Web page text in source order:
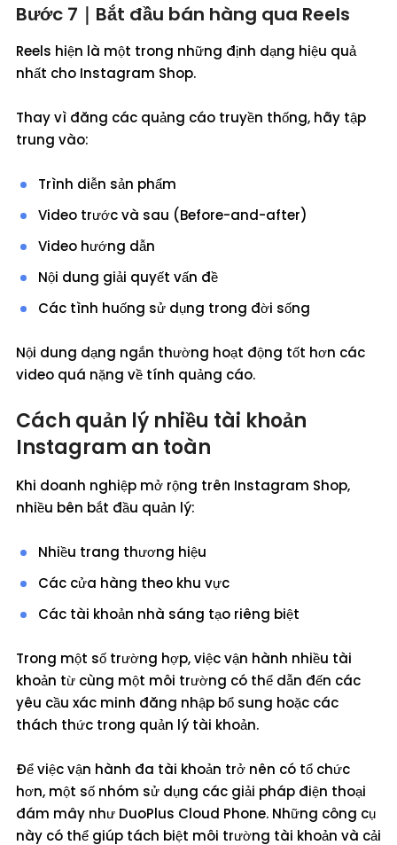
Bước 7｜Bắt đầu bán hàng qua Reels
Reels hiện là một trong những định dạng hiệu quả
nhất cho Instagram Shop.
Thay vì đăng các quảng cáo truyền thống, hãy tập
trung vào:
Trình diễn sản phẩm
Video trước và sau (Before-and-after)
Video hướng dẫn
Nội dung giải quyết vấn đề
Các tình huống sử dụng trong đời sống
Nội dung dạng ngắn thường hoạt động tốt hơn các
video quá nặng về tính quảng cáo.
Cách quản lý nhiều tài khoản
Instagram an toàn
Khi doanh nghiệp mở rộng trên Instagram Shop,
nhiều bên bắt đầu quản lý:
Nhiều trang thương hiệu
Các cửa hàng theo khu vực
Các tài khoản nhà sáng tạo riêng biệt
Trong một số trường hợp, việc vận hành nhiều tài
khoản từ cùng một môi trường có thể dẫn đến các
yêu cầu xác minh đăng nhập bổ sung hoặc các
thách thức trong quản lý tài khoản.
Để việc vận hành đa tài khoản trở nên có tổ chức
hơn, một số nhóm sử dụng các giải pháp điện thoại
đám mây như DuoPlus Cloud Phone. Những công cụ
này có thể giúp tách biệt môi trường tài khoản và cải